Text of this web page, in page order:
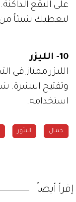
على البقع
ليعطيك شيئاُ من
10- الليزر
الليزر ممتاز في
وتفتيح البشرة.
استخدامه.
جمال البثور
إقرأ أيضاً